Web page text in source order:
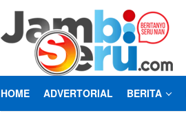
HOME ADVERTORIAL BERITA